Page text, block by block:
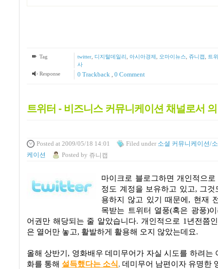
Tag twitter, 디지털데일리 아시아경제 오마이뉴스 쥬니캡
트
사
Response
0 Trackback , 0 Comment
트위터 - 비즈니스 커뮤니케이션 채널로서
Posted at 2009/05/18 14:01 Filed under 소셜 커뮤니케이션/
케이션
Posted by 쥬니캡
마이크로 블로그하면 개인적으
정도 계정을 보유하고 있고, 그것
용하지 않고 있기 때문에 , 현재
목받는 트위터 열풍(혹은 광풍)
어권만 해당되는 줄 알았습니다. 개인적으로 1년전쯤
은 열어만 놓고, 활발하게 활용해 오지 않았는데요.
올해 상반기 , 영화배우 데미무어가 자실 시도를 하려는
화를 통해 설득했다는 소식, 데미무어 남편이자 유명한